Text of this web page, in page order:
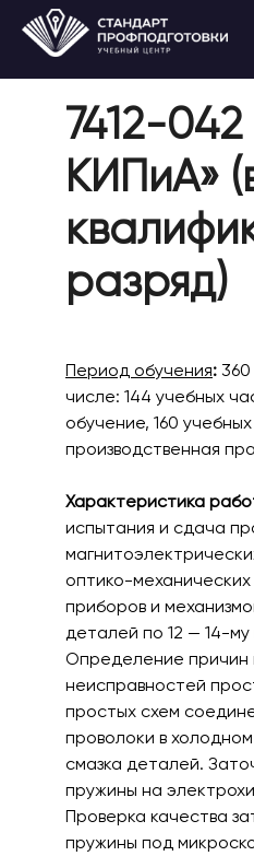
7412-
КИПиА»
разряд)
Период обучения:
числе: 144 учебных
обучение, 160
производственная
Характеристика
испытания и сдача
оптико-
приборов и
деталей по 12 — 14-му
Определение причин
неисправностей
простых схем
проволоки в
смазка деталей.
пружины на
Проверка качества
пружины под